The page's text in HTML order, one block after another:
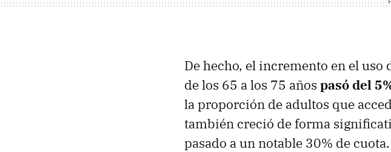
De hecho, el incremento en el uso
de los 65 a los 75 años pasó del
la proporción de adultos que
también creció de forma
pasado a un notable 30% de cuota.